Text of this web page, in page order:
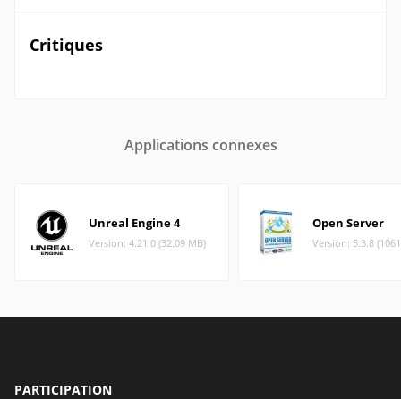
Critiques
Applications connexes
Unreal Engine 4
Version: 4.21.0 (32.09 MB)
Open Server
Version: 5.3.8
PARTICIPATION